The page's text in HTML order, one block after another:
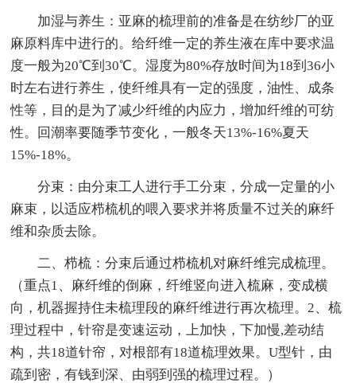
加湿与养生：亚麻的梳理前的准备是在纺纱厂的亚
麻原料库中进行的。给纤维一定的养生液在库中要求温
度一般为20℃到30℃。湿度为80%存放时间为18到36小
时左右进行养生，使纤维具有一定的强度，油性、成条
性等，目的是为了减少纤维的内应力，增加纤维的可纺
性。回潮率要随季节变化，一般冬天13%-16%夏天
15%-18%。
分束：由分束工人进行手工分束，分成一定量的小
麻束，以适应栉梳机的喂入要求并将质量不过关的麻纤
维和杂质去除。
二、栉梳：分束后通过栉梳机对麻纤维完成梳理。
（重点1、麻纤维的倒麻，纤维竖向进入梳麻，变成横
向，机器握持住未梳理段的麻纤维进行再次梳理。2、梳
理过程中，针帘是变速运动，上加快，下加慢,差动结
构，共18道针帘，对根部有18道梳理效果。U型针，由
疏到密，有钱到深、由弱到强的梳理过程。）